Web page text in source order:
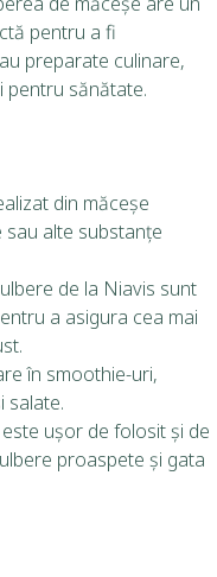
pentru a fi
preparate culinare,
pentru sănătate.
din măceșe
alte substanțe
de la Niavis sunt
a asigura cea mai
în smoothie-uri,
salate.
ușor de folosit și de
proaspete și gata